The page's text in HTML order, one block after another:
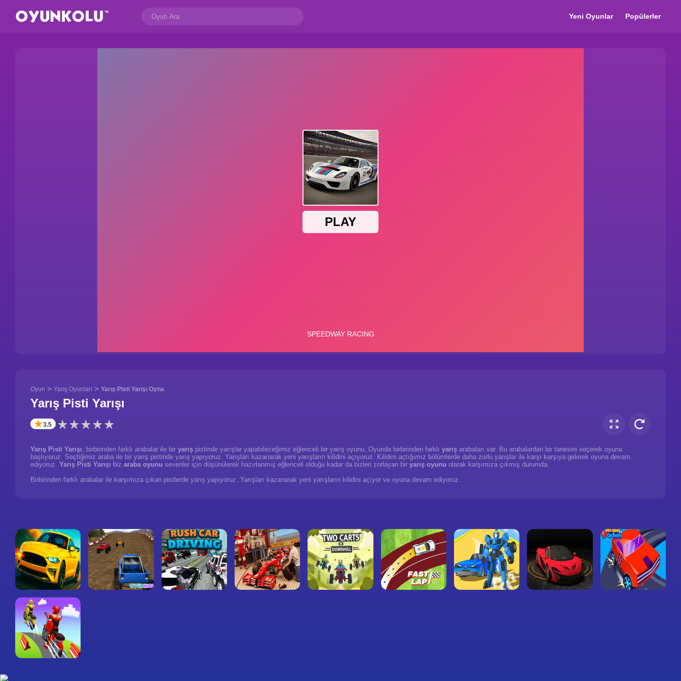
Yeni Oyunlar Popülerler
Oyun > Yarış Oyunları > Yarış Pisti Yarışı Oyna
Yarış Pisti Yarışı
✭3.5
Yarış Pisti Yarışı, birbirinden farklı arabalar ile bir yarış pistinde yarışlar yapabileceğimiz eğlenceli bir yarış oyunu. Oyunda birbirinden farklı yarış arabaları var. Bu arabalardan bir tanesini seçerek oyuna
başlıyoruz. Seçtiğimiz araba ile bir yarış pistinde yarış yapıyoruz. Yarışları kazanarak yeni yarışların kilidini açıyoruz. Kilidini açtığımız bölümlerde daha zorlu yarışlar ile karşı karşıya gelerek oyuna devam
ediyoruz. Yarış Pisti Yarışı biz araba oyunu sevenler için düşünülerek hazırlanmış eğlenceli olduğu kadar da bizleri zorlayan bir yarış oyunu olarak karşımıza çıkmış durumda.
Birbirinden farklı arabalar ile karşımıza çıkan pistlerde yarış yapıyoruz. Yarışları kazanarak yeni yarışların kilidini açıyor ve oyuna devam ediyoruz.